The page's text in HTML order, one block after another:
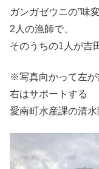
ガンガゼウニの”味
2人の漁師で、
そのうちの1人が吉
※写真向かって左が
右はサポートする
愛南町水産課の清水